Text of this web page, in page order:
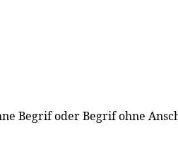
Begrif oder Begrif ohne